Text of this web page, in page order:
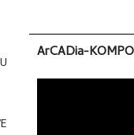
ArCADia-